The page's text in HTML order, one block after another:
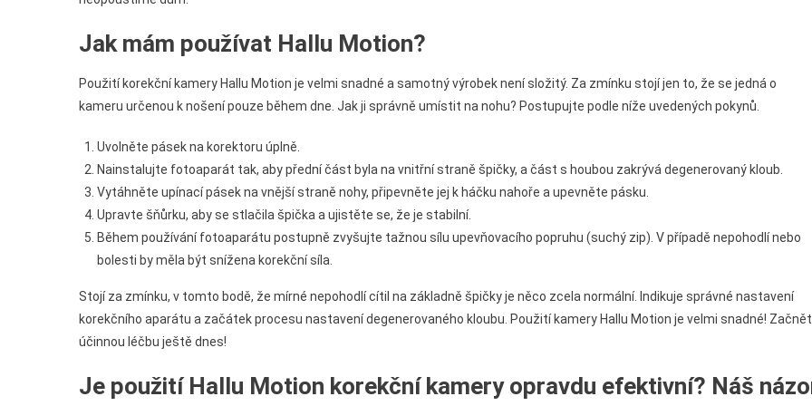
Jak mám používat Hallu Motion?
Použití korekční kamery Hallu Motion je velmi snadné a samotný výrobek není složitý. Za zmínku stojí jen to, že se jedná o
kameru určenou k nošení pouze během dne. Jak ji správně umístit na nohu? Postupujte podle níže uvedených pokynů.
Uvolněte pásek na korektoru úplně.
Nainstalujte fotoaparát tak, aby přední část byla na vnitřní straně špičky, a část s houbou zakrývá degenerovaný kloub.
Vytáhněte upínací pásek na vnější straně nohy, připevněte jej k háčku nahoře a upevněte pásku.
Upravte šňůrku, aby se stlačila špička a ujistěte se, že je stabilní.
Během používání fotoaparátu postupně zvyšujte tažnou sílu upevňovacího popruhu (suchý zip). V případě nepohodlí nebo
bolesti by měla být snížena korekční síla.
Stojí za zmínku, v tomto bodě, že mírné nepohodlí cítil na základně špičky je něco zcela normální. Indikuje správné nastavení
korekčního aparátu a začátek procesu nastavení degenerovaného kloubu. Použití kamery Hallu Motion je velmi snadné!
účinnou léčbu ještě dnes!
Je použití Hallu Motion korekční kamery opravdu efektivní? Náš